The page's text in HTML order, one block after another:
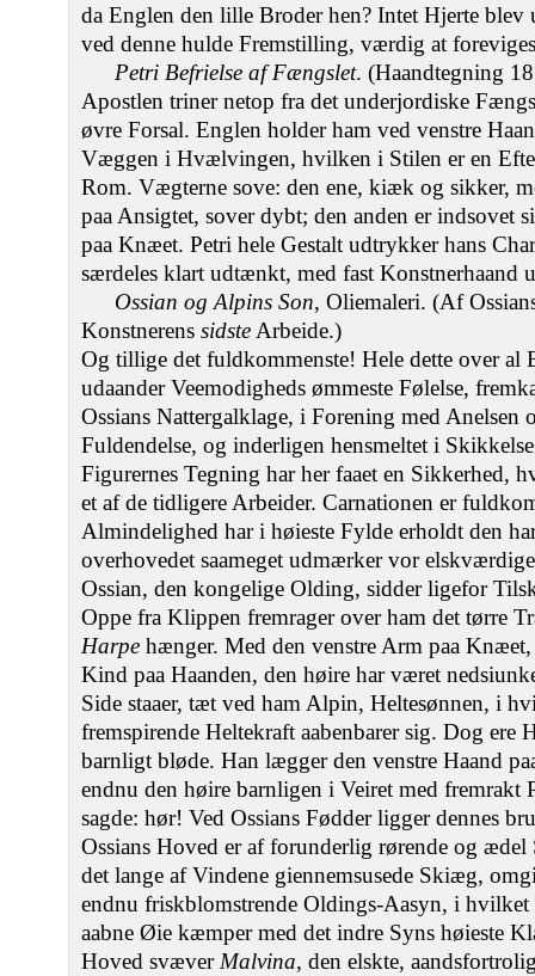
da Englen den lille Broder hen? Intet Hjerte blev
ved denne hulde Fremstilling, værdig at
Petri Befrielse af Fængslet. (Haandtegning
Apostlen triner netop fra det underjordiske
øvre Forsal. Englen holder ham ved venstre
Væggen i Hvælvingen, hvilken i Stilen er en
Rom. Vægterne sove: den ene, kiæk og sikker,
paa Ansigtet, sover dybt; den anden er indsovet
paa Knæet. Petri hele Gestalt udtrykker hans
særdeles klart udtænkt, med fast Konstnerhaand
Ossian og Alpins Son, Oliemaleri. (Af
Konstnerens sidste Arbeide.)
Og tillige det fuldkommenste! Hele dette over al
udaander Veemodigheds ømmeste Følelse,
Ossians Nattergalklage, i Forening med Anelsen
Fuldendelse, og inderligen hensmeltet i
Figurernes Tegning har her faaet en Sikkerhed,
et af de tidligere Arbeider. Carnationen er
Almindelighed har i høieste Fylde erholdt den
overhovedet saameget udmærker vor
Ossian, den kongelige Olding, sidder ligefor
Oppe fra Klippen fremrager over ham det tørre
Harpe hænger. Med den venstre Arm paa
Kind paa Haanden, den høire har været
Side staaer, tæt ved ham Alpin, Heltesønnen, i
fremspirende Heltekraft aabenbarer sig. Dog ere
barnligt bløde. Han lægger den venstre Haand
endnu den høire barnligen i Veiret med fremrakt
sagde: hør! Ved Ossians Fødder ligger dennes
Ossians Hoved er af forunderlig rørende og
det lange af Vindene giennemsusede Skiæg,
endnu friskblomstrende Oldings-Aasyn, i
aabne Øie kæmper med det indre Syns høieste
Hoved svæver Malvina, den elskte,